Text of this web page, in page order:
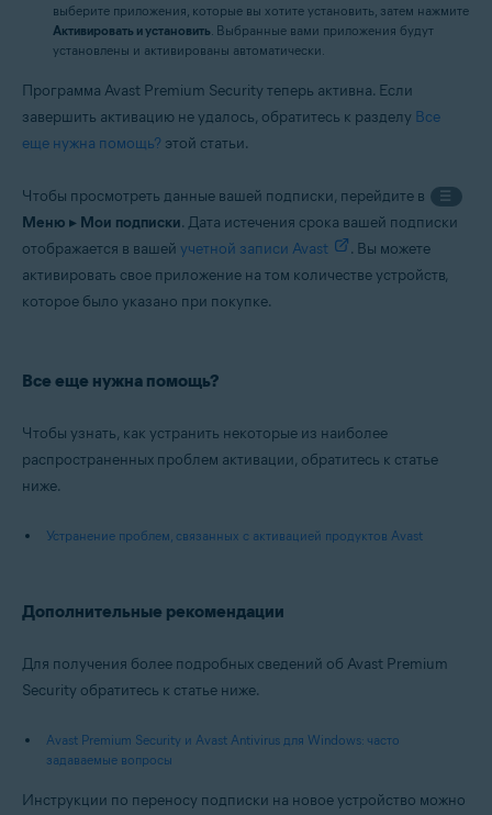
выберите приложения, которые вы хотите установить, затем нажмите
Активировать и установить . Выбранные вами приложения будут
установлены и активированы автоматически.
Программа Avast Premium Security теперь активна. Если
завершить активацию не удалось, обратитесь к разделу Все
еще нужна помощь? этой статьи.
Чтобы просмотреть данные вашей подписки, перейдите в ☰
Меню ▸ Мои подписки. Дата истечения срока вашей подписки
отображается в вашей учетной записи Avast
. Вы можете
активировать свое приложение на том количестве устройств,
которое было указано при покупке.
Все еще нужна помощь?
Чтобы узнать, как устранить некоторые из наиболее
распространенных проблем активации, обратитесь к статье
ниже.
Устранение проблем, связанных с активацией продуктов Avast
Дополнительные рекомендации
Для получения более подробных сведений об Avast Premium
Security обратитесь к статье ниже.
Avast Premium Security и Avast Antivirus для Windows: часто
задаваемые вопросы
Инструкции по переносу подписки на новое устройство можно